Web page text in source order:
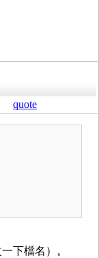
quote
下檔名）。